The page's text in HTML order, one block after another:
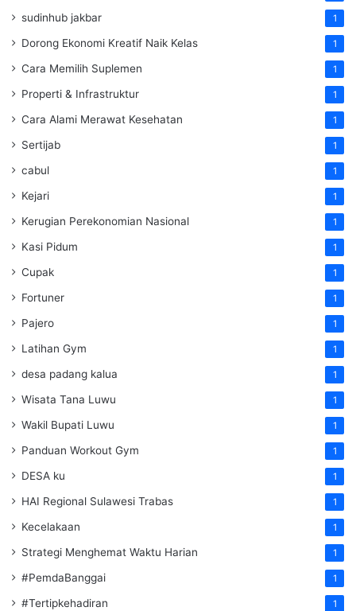
sudinhub jakbar 1
Dorong Ekonomi Kreatif Naik Kelas 1
Cara Memilih Suplemen 1
Properti & Infrastruktur 1
Cara Alami Merawat Kesehatan 1
Sertijab 1
cabul 1
Kejari 1
Kerugian Perekonomian Nasional 1
Kasi Pidum 1
Cupak 1
Fortuner 1
Pajero 1
Latihan Gym 1
desa padang kalua 1
Wisata Tana Luwu 1
Wakil Bupati Luwu 1
Panduan Workout Gym 1
DESA ku 1
HAI Regional Sulawesi Trabas 1
Kecelakaan 1
Strategi Menghemat Waktu Harian 1
#PemdaBanggai 1
#Tertipkehadiran 1